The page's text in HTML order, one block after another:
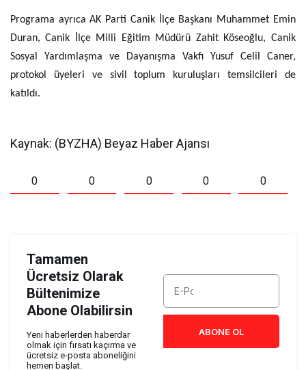
Programa ayrıca AK Parti Canik İlçe Başkanı Muhammet Emin
Duran, Canik İlçe Milli Eğitim Müdürü Zahit Köseoğlu, Canik
Sosyal Yardımlaşma ve Dayanışma Vakfı Yusuf Celil Caner,
protokol üyeleri ve sivil toplum kuruluşları temsilcileri de
katıldı.
Kaynak: (BYZHA) Beyaz Haber Ajansı
0 0 0 0 0
Tamamen
Ücretsiz Olarak
Bültenimize
Abone Olabilirsin
Yeni haberlerden haberdar
olmak için fırsatı kaçırma ve
ücretsiz e-posta aboneliğini
hemen başlat.
ABONE OL